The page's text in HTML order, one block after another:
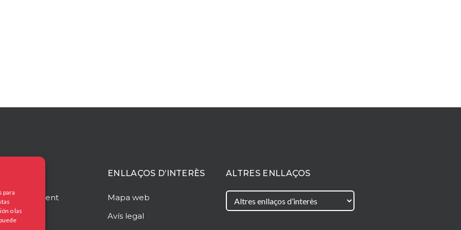
para
o las
Management
ENLLAÇOS D’INTERÈS
Mapa web
Avís legal
ALTRES ENLLAÇOS